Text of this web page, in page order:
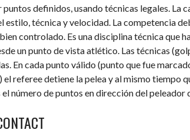
puntos definidos, usando técnicas legales. La
estilo, técnica y velocidad. La competencia
controlado. Es una disciplina técnica que
un punto de vista atlético. Las técnicas
En cada punto válido (punto que fue
el referee detiene la pelea y al mismo tiempo
el número de puntos en dirección del peleador